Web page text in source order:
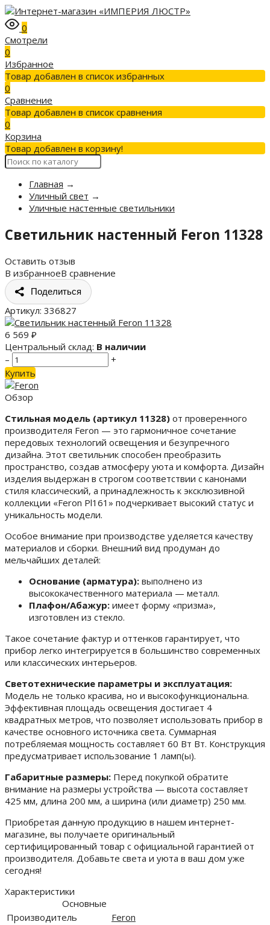
0
Смотрели
0
Избранное
Товар добавлен в список избранных
0
Сравнение
Товар добавлен в список сравнения
0
Корзина
Товар добавлен в корзину!
Главная →
Уличный свет →
Уличные настенные светильники
Светильник настенный Feron 11328
Оставить отзыв
В избранноеВ сравнение
Поделиться
Артикул: 336827
6 569 ₽
Центральный склад: В наличии
–
+
Купить
Обзор
Стильная модель (артикул 11328) от проверенного
производителя Feron — это гармоничное сочетание
передовых технологий освещения и безупречного
дизайна. Этот светильник способен преобразить
пространство, создав атмосферу уюта и комфорта. Дизайн
изделия выдержан в строгом соответствии с канонами
стиля классический, а принадлежность к эксклюзивной
коллекции «Feron Pl161» подчеркивает высокий статус и
уникальность модели.
Особое внимание при производстве уделяется качеству
материалов и сборки. Внешний вид продуман до
мельчайших деталей:
Основание (арматура): выполнено из
высококачественного материала — металл.
Плафон/Абажур: имеет форму «призма»,
изготовлен из стекло.
Такое сочетание фактур и оттенков гарантирует, что
прибор легко интегрируется в большинство современных
или классических интерьеров.
Светотехнические параметры и эксплуатация:
Модель не только красива, но и высокофункциональна.
Эффективная площадь освещения достигает 4
квадратных метров, что позволяет использовать прибор в
качестве основного источника света. Суммарная
потребляемая мощность составляет 60 Вт Вт. Конструкция
предусматривает использование 1 ламп(ы).
Габаритные размеры: Перед покупкой обратите
внимание на размеры устройства — высота составляет
425 мм, длина 200 мм, а ширина (или диаметр) 250 мм.
Приобретая данную продукцию в нашем интернет-
магазине, вы получаете оригинальный
сертифицированный товар с официальной гарантией от
производителя. Добавьте света и уюта в ваш дом уже
сегодня!
Характеристики
Основные
Производитель
Feron